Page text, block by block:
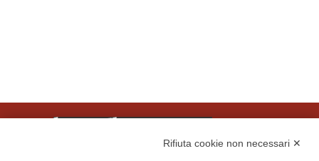
Rifiuta cookie non necessari ✕